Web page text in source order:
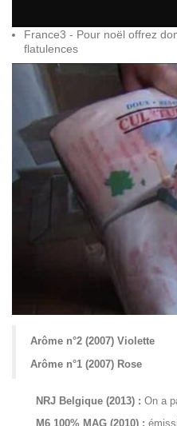
France3 - Pour noël offrez
flatulences
Arôme n°2 (2007) Violette
Arôme n°1 (2007) Rose
NRJ Belgique (2013) : On a
M6 100% MAG (2010) :